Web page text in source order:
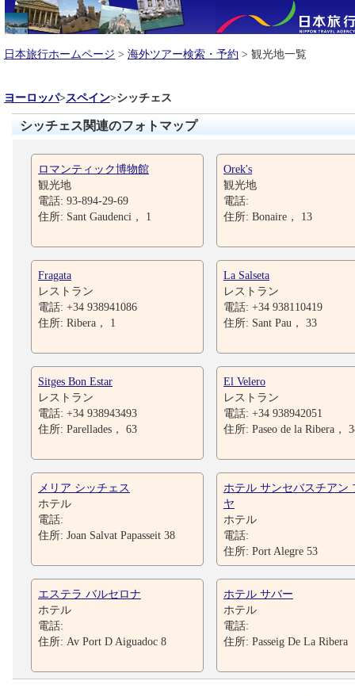
日本旅行ホームページ > 海外ツアー検索・予約 > 観光地一覧
ヨーロッパ>スペイン>シッチェス
シッチェス関連のフォトマップ
ロマンティック博物館
観光地
電話: 93-894-29-69
住所: Sant Gaudenci， 1
Orek's
観光地
電話:
住所: Bonaire， 13
Fragata
レストラン
電話: +34 938941086
住所: Ribera， 1
La Salseta
レストラン
電話: +34 938110419
住所: Sant Pau， 33
Sitges Bon Estar
レストラン
電話: +34 938943493
住所: Parellades， 63
El Velero
レストラン
電話: +34 938942051
住所: Paseo de la Ribera，
メリア シッチェス
ホテル
電話:
住所: Joan Salvat Papasseit 38
ホテル サンセバスチアン
ヤ
ホテル
電話:
住所: Port Alegre 53
エステラ バルセロナ
ホテル
電話:
住所: Av Port D Aiguadoc 8
ホテル サバー
ホテル
電話:
住所: Passeig De La Ribera